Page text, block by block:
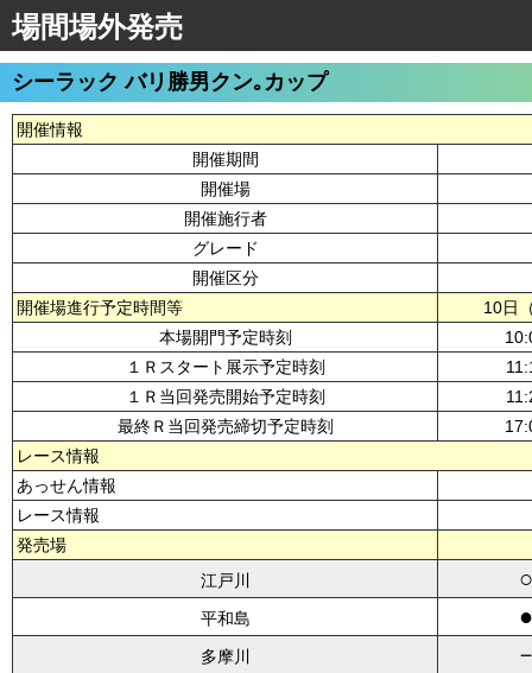
場間場外発売
シーラック バリ勝男クン｡カップ
開催情報
開催期間
開催場
開催施行者
グレード
開催区分
開催場進行予定時間等
10日
本場開門予定時刻
１Ｒスタート展示予定時刻
１Ｒ当回発売開始予定時刻
最終Ｒ当回発売締切予定時刻
レース情報
あっせん情報
レース情報
発売場
江戸川
○
平和島 ●
多摩川